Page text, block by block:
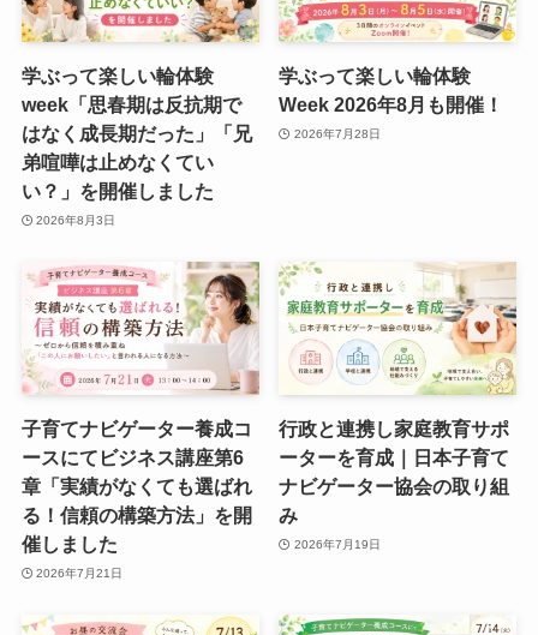
学ぶって楽しい輪体験
week「思春期は反抗期で
はなく成長期だった」「兄
弟喧嘩は止めなくてい
い？」を開催しました
2026年8月3日
学ぶって楽しい輪体験
Week 2026年8月も開催！
2026年7月28日
子育てナビゲーター養成コ
ースにてビジネス講座第6
章「実績がなくても選ばれ
る！信頼の構築方法」を開
催しました
2026年7月21日
行政と連携し家庭教育サポ
ーターを育成｜日本子育て
ナビゲーター協会の取り組
み
2026年7月19日